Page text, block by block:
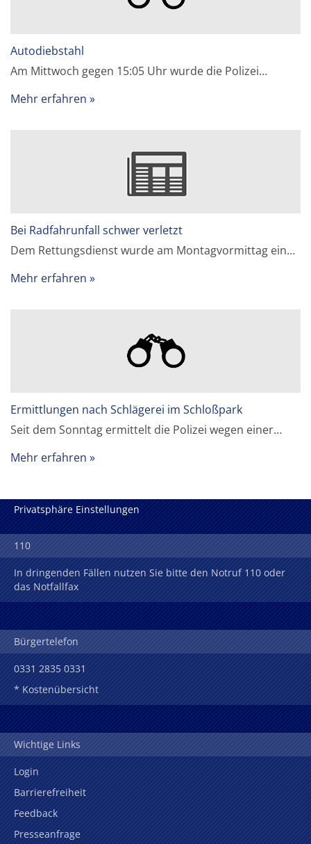
Autodiebstahl
Am Mittwoch gegen 15:05 Uhr wurde die Polizei…
Mehr erfahren
Bei Radfahrunfall schwer verletzt
Dem Rettungsdienst wurde am Montagvormittag ein…
Mehr erfahren
Ermittlungen nach Schlägerei im Schloßpark
Seit dem Sonntag ermittelt die Polizei wegen einer…
Mehr erfahren
Privatsphäre Einstellungen
110
In dringenden Fällen nutzen Sie bitte den Notruf 110 oder
das Notfallfax
Bürgertelefon
0331 2835 0331
* Kostenübersicht
Wichtige Links
Login
Barrierefreiheit
Feedback
Presseanfrage